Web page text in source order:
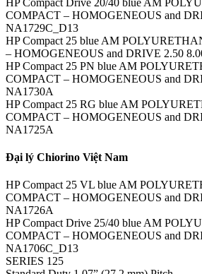
COMPACT – HOMOGENEOUS and
NA1729C_D13
HP Compact 25 blue AM
– HOMOGENEOUS and DRIVE 2.50
HP Compact 25 PN blue AM
COMPACT – HOMOGENEOUS and
NA1730A
HP Compact 25 RG blue AM
COMPACT – HOMOGENEOUS and
NA1725A
Đại lý Chiorino Việt Nam
HP Compact 25 VL blue AM
COMPACT – HOMOGENEOUS and
NA1726A
HP Compact Drive 25/40 blue AM
COMPACT – HOMOGENEOUS and
NA1706C_D13
SERIES 125